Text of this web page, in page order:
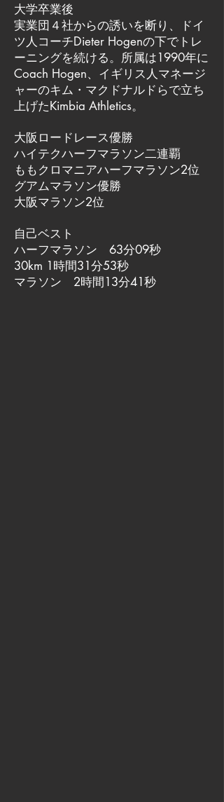
大学卒業後
実業団４社からの誘いを断り、ドイ
ツ人コーチDieter Hogenの下でトレ
ーニングを続ける。所属は1990年に
Coach Hogen、イギリス人マネージ
ャーのキム・マクドナルドらで立ち
上げたKimbia Athletics。
大阪ロードレース優勝
ハイテクハーフマラソン二連覇
ももクロマニアハーフマラソン2位
グアムマラソン優勝
大阪マラソン2位
自己ベスト
ハーフマラソン 63分09秒
30km 1時間31分53秒
マラソン 2時間13分41秒